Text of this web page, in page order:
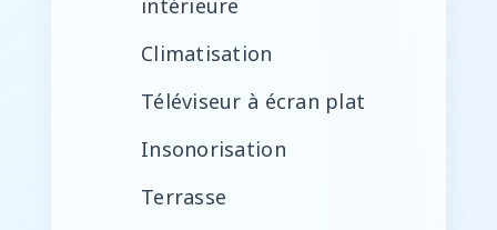
intérieure
Climatisation
Téléviseur à écran plat
Insonorisation
Terrasse